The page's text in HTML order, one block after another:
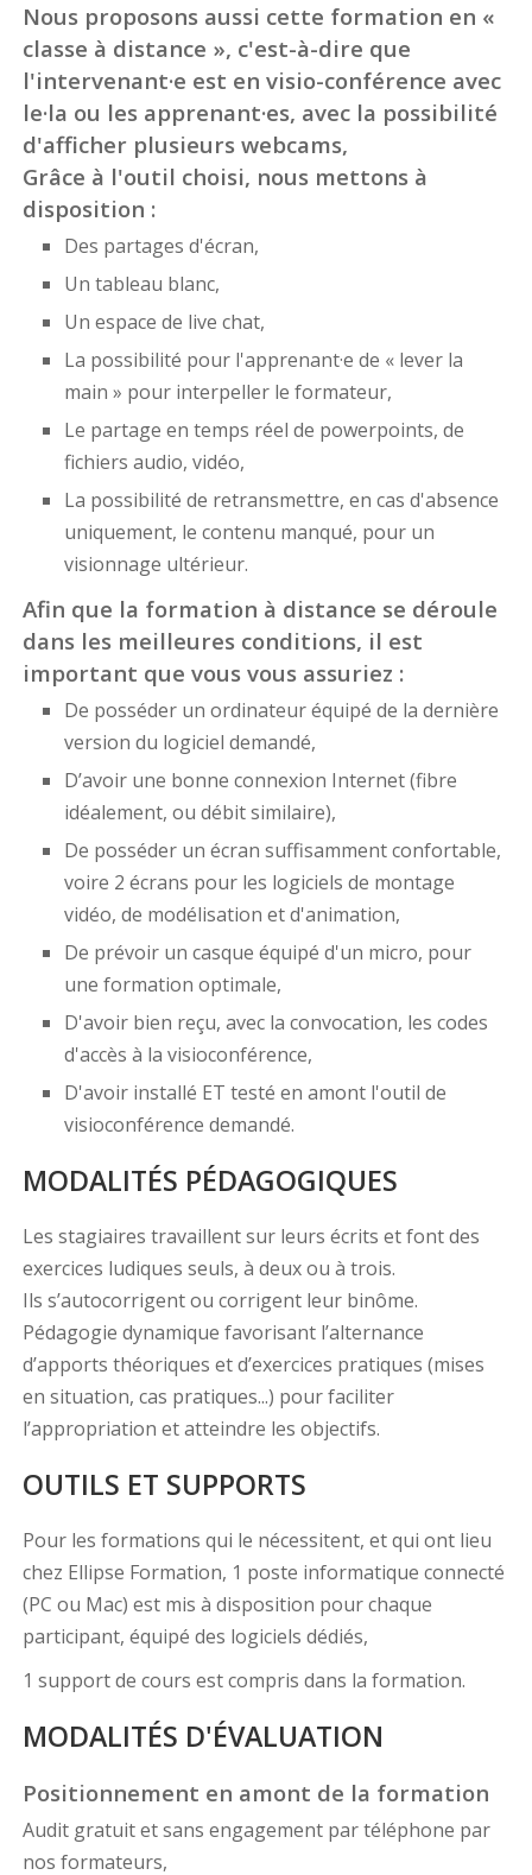
Nous proposons aussi cette formation en «
classe à distance », c'est-à-dire que
l'intervenant·e est en visio-conférence avec
le·la ou les apprenant·es, avec la possibilité
d'afficher plusieurs webcams,
Grâce à l'outil choisi, nous mettons à
disposition :
Des partages d'écran,
Un tableau blanc,
Un espace de live chat,
La possibilité pour l'apprenant·e de « lever la
main » pour interpeller le formateur,
Le partage en temps réel de powerpoints, de
fichiers audio, vidéo,
La possibilité de retransmettre, en cas d'absence
uniquement, le contenu manqué, pour un
visionnage ultérieur.
Afin que la formation à distance se déroule
dans les meilleures conditions, il est
important que vous vous assuriez :
De posséder un ordinateur équipé de la dernière
version du logiciel demandé,
D’avoir une bonne connexion Internet (fibre
idéalement, ou débit similaire),
De posséder un écran suffisamment confortable,
voire 2 écrans pour les logiciels de montage
vidéo, de modélisation et d'animation,
De prévoir un casque équipé d'un micro, pour
une formation optimale,
D'avoir bien reçu, avec la convocation, les codes
d'accès à la visioconférence,
D'avoir installé ET testé en amont l'outil de
visioconférence demandé.
MODALITÉS PÉDAGOGIQUES
Les stagiaires travaillent sur leurs écrits et font des
exercices ludiques seuls, à deux ou à trois.
Ils s’autocorrigent ou corrigent leur binôme.
Pédagogie dynamique favorisant l’alternance
d’apports théoriques et d’exercices pratiques (mises
en situation, cas pratiques...) pour faciliter
l’appropriation et atteindre les objectifs.
OUTILS ET SUPPORTS
Pour les formations qui le nécessitent, et qui ont lieu
chez Ellipse Formation, 1 poste informatique connecté
(PC ou Mac) est mis à disposition pour chaque
participant, équipé des logiciels dédiés,
1 support de cours est compris dans la formation.
MODALITÉS D'ÉVALUATION
Positionnement en amont de la formation
Audit gratuit et sans engagement par téléphone par
nos formateurs,